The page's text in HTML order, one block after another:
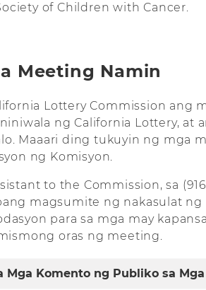
of Children with Cancer.
Meeting Namin
Lottery Commission
ng California Lottery, at
Maaari ding tukuyin ng mga
ng Komisyon.
to the Commission, sa
magsumite ng nakasulat
para sa mga may
oras ng meeting.
Komento ng Publiko sa